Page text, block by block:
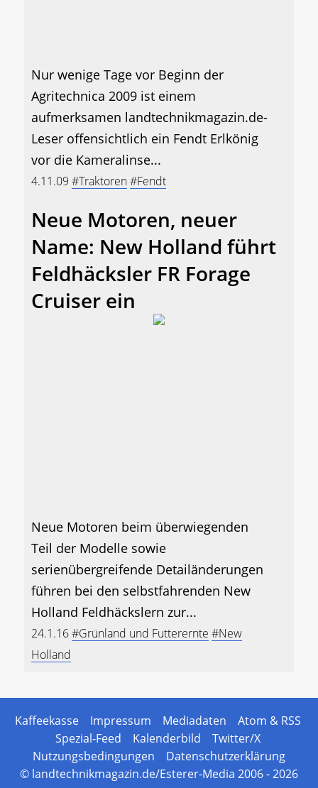
Nur wenige Tage vor Beginn der
Agritechnica 2009 ist einem
aufmerksamen landtechnikmagazin.de-
Leser offensichtlich ein Fendt Erlkönig
vor die Kameralinse...
4.11.09 #Traktoren#Fendt
Neue Motoren, neuer
Name: New Holland führt
Feldhäcksler FR Forage
Cruiser ein
Neue Motoren beim überwiegenden
Teil der Modelle sowie
serienübergreifende Detailänderungen
führen bei den selbstfahrenden New
Holland Feldhäckslern zur...
24.1.16#Grünland und Futterernte #New
Holland
Kaffeekasse Impressum Mediadaten
Atom & RSS
Spezial-Feed
Kalenderbild
Twitter/X
Nutzungsbedingungen
Datenschutzerklärung
© landtechnikmagazin.de/Esterer-Media 2006 - 2026